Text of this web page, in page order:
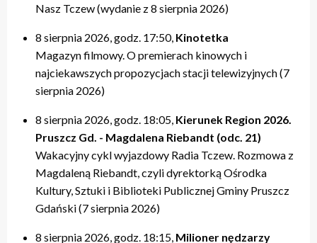
Nasz Tczew (wydanie z 8 sierpnia 2026)
8 sierpnia 2026, godz. 17:50, Kinotetka
Magazyn filmowy. O premierach kinowych i
najciekawszych propozycjach stacji telewizyjnych (7
sierpnia 2026)
8 sierpnia 2026, godz. 18:05, Kierunek Region 2026.
Pruszcz Gd. - Magdalena Riebandt (odc. 21)
Wakacyjny cykl wyjazdowy Radia Tczew. Rozmowa z
Magdaleną Riebandt, czyli dyrektorką Ośrodka
Kultury, Sztuki i Biblioteki Publicznej Gminy Pruszcz
Gdański (7 sierpnia 2026)
8 sierpnia 2026, godz. 18:15, Milioner nędzarzy